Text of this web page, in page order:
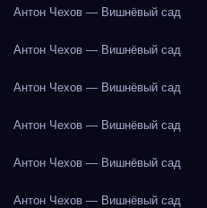
Антон Чехов — Вишнёвый сад
Антон Чехов — Вишнёвый сад
Антон Чехов — Вишнёвый сад
Антон Чехов — Вишнёвый сад
Антон Чехов — Вишнёвый сад
Антон Чехов — Вишнёвый сад